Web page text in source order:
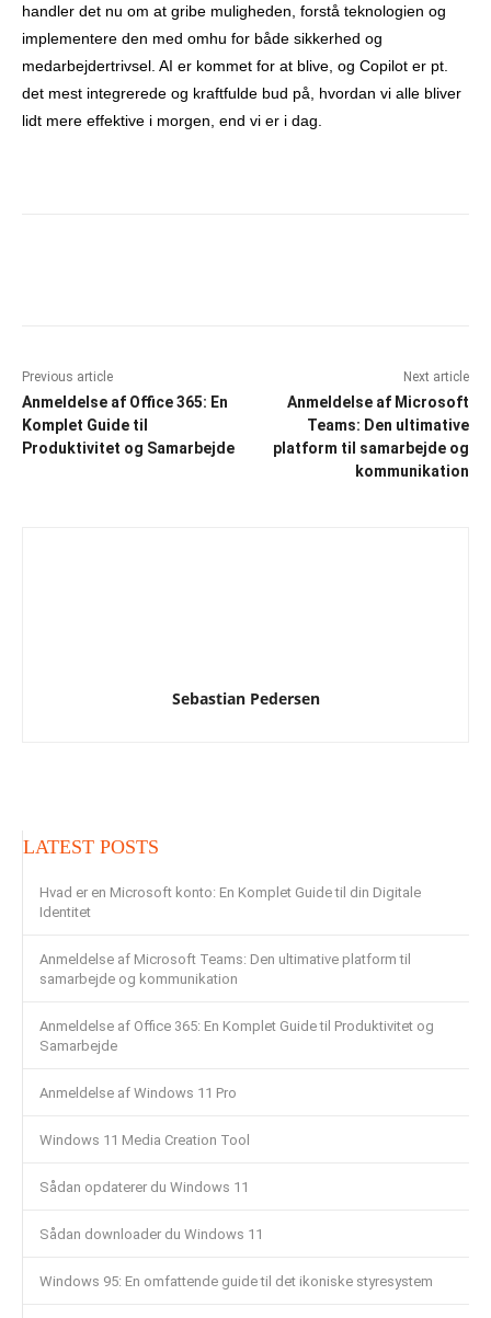
handler det nu om at gribe muligheden, forstå teknologien og
implementere den med omhu for både sikkerhed og
medarbejdertrivsel. AI er kommet for at blive, og Copilot er pt.
det mest integrerede og kraftfulde bud på, hvordan vi alle bliver
lidt mere effektive i morgen, end vi er i dag.
Previous article
Anmeldelse af Office 365: En
Komplet Guide til
Produktivitet og Samarbejde
Next article
Anmeldelse af Microsoft
Teams: Den ultimative
platform til samarbejde og
kommunikation
Sebastian Pedersen
LATEST POSTS
Hvad er en Microsoft konto: En Komplet Guide til din Digitale
Identitet
Anmeldelse af Microsoft Teams: Den ultimative platform til
samarbejde og kommunikation
Anmeldelse af Office 365: En Komplet Guide til Produktivitet og
Samarbejde
Anmeldelse af Windows 11 Pro
Windows 11 Media Creation Tool
Sådan opdaterer du Windows 11
Sådan downloader du Windows 11
Windows 95: En omfattende guide til det ikoniske styresystem